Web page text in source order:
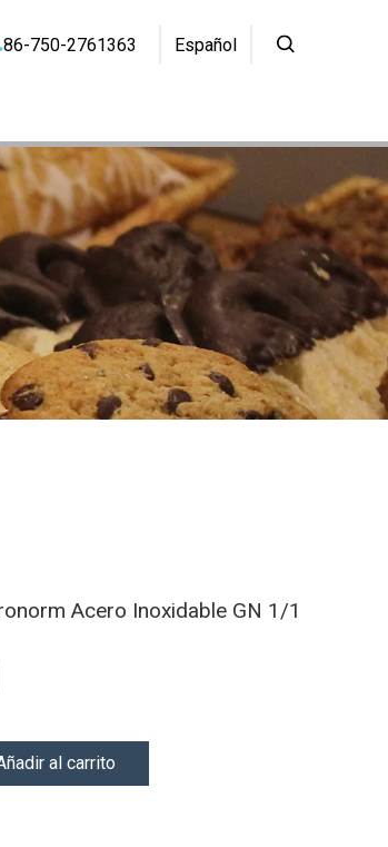
86-750-2761363 Español
Acero Inoxidable GN 1/1
al carrito